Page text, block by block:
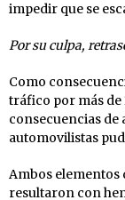
impedir que se
Por su culpa,
Como
tráfico por más de
consecuencias
automovilistas
Ambos elementos
resultaron con